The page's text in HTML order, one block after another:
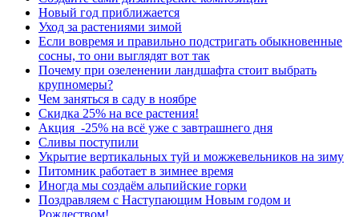
Новый год приближается
Уход за растениями зимой
Если вовремя и правильно подстригать обыкновенные
сосны, то они выглядят вот так
Почему при озеленении ландшафта стоит выбрать
крупномеры?
Чем заняться в саду в ноябре
Скидка 25% на все растения!
Акция -25% на всё уже с завтрашнего дня
Сливы поступили
Укрытие вертикальных туй и можжевельников на зиму
Питомник работает в зимнее время
Иногда мы создаём альпийские горки
Поздравляем с Наступающим Новым годом и
Рождеством!